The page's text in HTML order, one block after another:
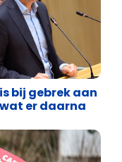
bij gebrek aan
er daarna